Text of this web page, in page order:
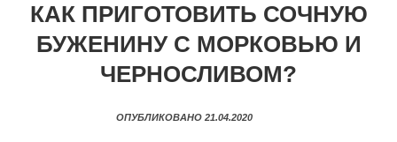
КАК ПРИГОТОВИТЬ СОЧНУЮ
БУЖЕНИНУ С МОРКОВЬЮ И
ЧЕРНОСЛИВОМ?
ОПУБЛИКОВАНО 21.04.2020